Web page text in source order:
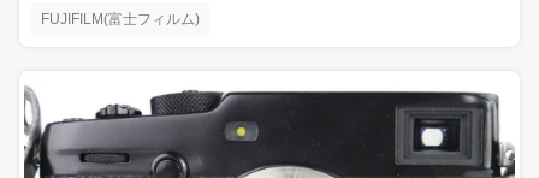
FUJIFILM(富士フィルム)